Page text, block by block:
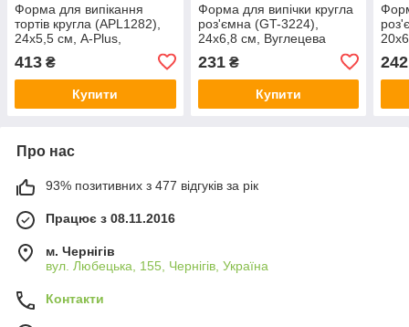
Форма для випікання
тортів кругла (APL1282),
24х5,5 см, A-Plus,
413 ₴
Купити
Форма для випічки кругла
роз'ємна (GT-3224),
24х6,8 см, Вуглецева
231₴
Купити
242
Про нас
93% позитивних з 477 відгуків за рік
Працює з 08.11.2016
м. Чернігів
вул. Любецька, 155, Чернігів, Україна
Контакти